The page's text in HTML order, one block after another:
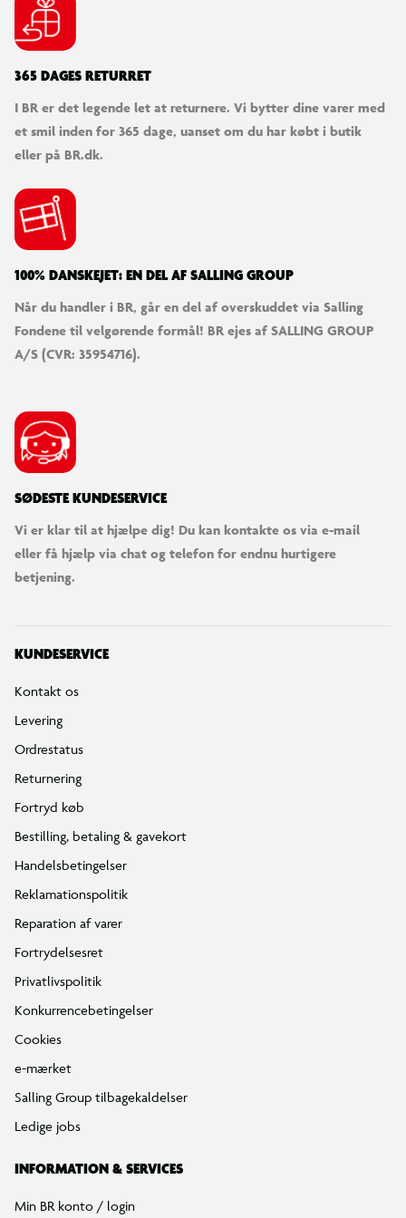
Legetid fyldt med hvalpesjov!
Hvalpelegeplads og skaber venskabshistorier med 2 minidukker og
3 hundefigurer.
365 DAGES RETURRET
I BR er det legende let at returnere. Vi bytter dine varer med
et smil inden for 365 dage, uanset om du har købt i butik
eller på BR.dk.
100% DANSKEJET: EN DEL AF SALLING GROUP
Når du handler i BR, går en del af overskuddet via Salling
Fondene til velgørende formål! BR ejes af SALLING GROUP
A/S (CVR: 35954716).
SØDESTE KUNDESERVICE
Vi er klar til at hjælpe dig! Du kan kontakte os via e-mail
eller få hjælp via chat og telefon for endnu hurtigere
betjening.
KUNDESERVICE
Kontakt os
Levering
Ordrestatus
Returnering
Fortryd køb
Bestilling, betaling & gavekort
Handelsbetingelser
Reklamationspolitik
Reparation af varer
Fortrydelsesret
Privatlivspolitik
Konkurrencebetingelser
Cookies
e-mærket
Salling Group tilbagekaldelser
Ledige jobs
INFORMATION & SERVICES
Min BR konto / login